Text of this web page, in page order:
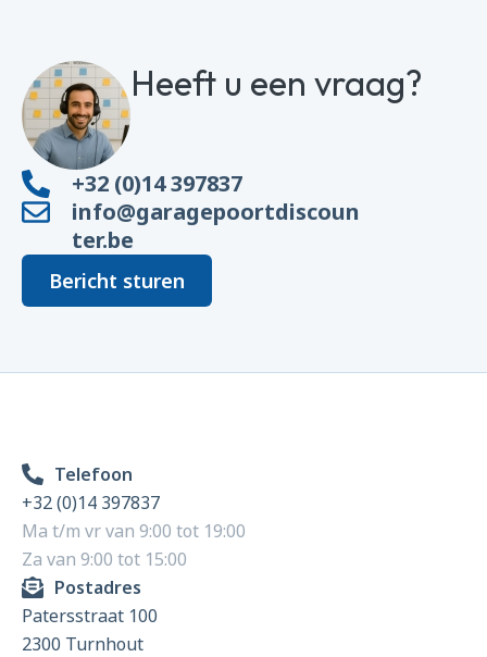
Heeft u een vraag?
+32 (0)14 397837
info@garagepoortdiscoun
ter.be
Bericht sturen
Telefoon
+32 (0)14 397837
Ma t/m vr van 9:00 tot 19:00
Za van 9:00 tot 15:00
Postadres
Patersstraat 100
2300 Turnhout